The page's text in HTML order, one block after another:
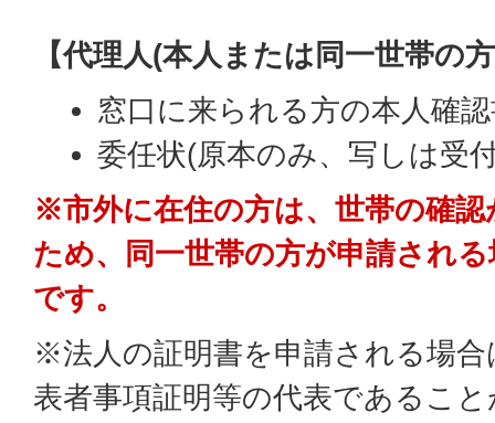
【代理人(本人または同一世帯の
窓口に来られる方の本人確
委任状(原本のみ、写しは受
※市外に在住の方は、世帯の確
ため、同一世帯の方が申請され
です。
※法人の証明書を申請される場
表者事項証明等の代表であるこ